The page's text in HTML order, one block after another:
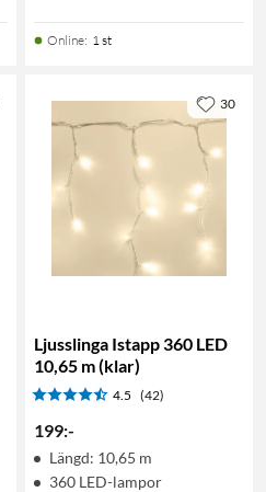
Online: 1 st
Ljusslinga Istapp 360 LED
10,65 m (klar)
4.5 (42)
199:-
Längd: 10,65 m
360 LED-lampor
30